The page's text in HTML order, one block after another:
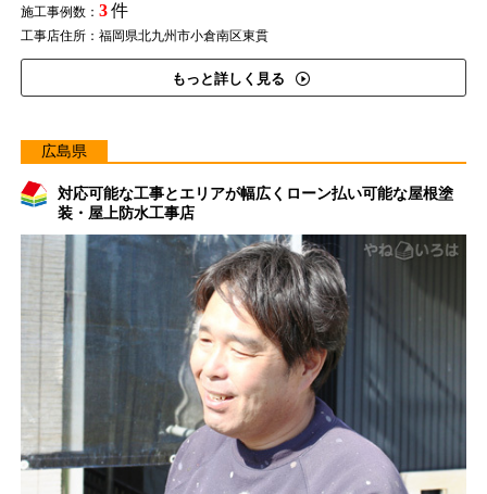
施工事例数： 3件
工事店住所：福岡県北九州市小倉南区東貫
もっと詳しく見る
広島県
対応可能な工事とエリアが幅広くローン払い可能な屋根塗
装・屋上防水工事店